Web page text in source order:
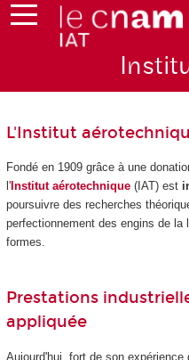
L'Institut
Fondé en 1909 grâce à une
l'Institut aérotechnique(IAT) est
poursuivre des recherches
perfectionnement des engins de
formes.
Prestations
appliquée
Aujourd'hui, fort de son expérience